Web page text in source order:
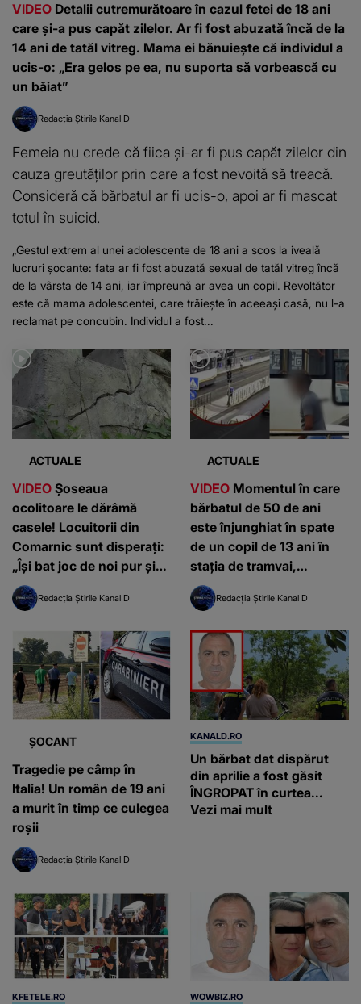
VIDEO Detalii cutremurătoare în cazul fetei de 18 ani
care și-a pus capăt zilelor. Ar fi fost abuzată încă de la
14 ani de tatăl vitreg. Mama ei bănuiește că individul a
ucis-o: „Era gelos pe ea, nu suporta să vorbească cu
un băiat”
Redacția Știrile Kanal D
Femeia nu crede că fiica și-ar fi pus capăt zilelor din
cauza greutăților prin care a fost nevoită să treacă.
Consideră că bărbatul ar fi ucis-o, apoi ar fi mascat
totul în suicid.
„Gestul extrem al unei adolescente de 18 ani a scos la iveală
lucruri șocante: fata ar fi fost abuzată sexual de tatăl vitreg încă
de la vârsta de 14 ani, iar împreună ar avea un copil. Revoltător
este că mama adolescentei, care trăiește în aceeași casă, nu l-a
reclamat pe concubin. Individul a fost...
ACTUALE
VIDEO Șoseaua
ocolitoare le dărâmă
casele! Locuitorii din
Comarnic sunt disperați:
„Își bat joc de noi pur și
simplu”
Redacția Știrile Kanal D
ACTUALE
VIDEO Momentul în care
bărbatul de 50 de ani
este înjunghiat în spate
de un copil de 13 ani în
stația de tramvai,
surprins de camerele de
luat vederi
Redacția Știrile Kanal D
ȘOCANT
Tragedie pe câmp în
Italia! Un român de 19 ani
a murit în timp ce culegea
roșii
Redacția Știrile Kanal D
KANALD.RO
Un bărbat dat dispărut
din aprilie a fost găsit
ÎNGROPAT în curtea...
Vezi mai mult
KFETELE.RO WOWBIZ.RO